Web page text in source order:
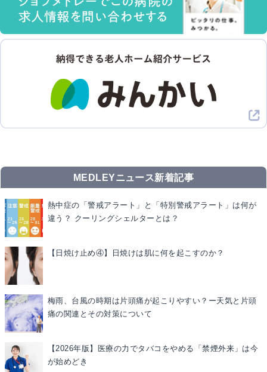
MEDLEYニュース新着記事
熱中症の「警戒アラート」と「特別警戒アラート」は何が
違う？ クーリングシェルターとは？
【日焼け止め④】日焼けは肌に何を起こすのか？
梅雨、台風の時期は片頭痛が起こりやすい？ー天気と片頭
痛の関連とその対策について
【2026年版】医療の力でタバコをやめる「禁煙外来」は今
が始めどき